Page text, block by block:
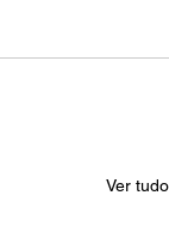
Ver tudo